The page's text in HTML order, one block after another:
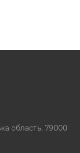
область, 79000